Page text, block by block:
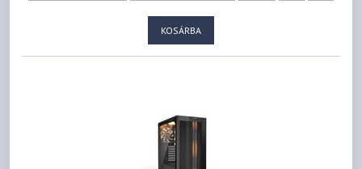
KOSÁRBA